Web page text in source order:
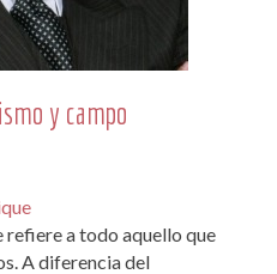
y campo
refiere a todo aquello que
A diferencia del